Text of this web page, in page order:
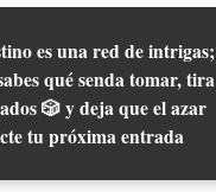
es una red de intrigas;
qué senda tomar, tira
🎲 y deja que el azar
tu próxima entrada